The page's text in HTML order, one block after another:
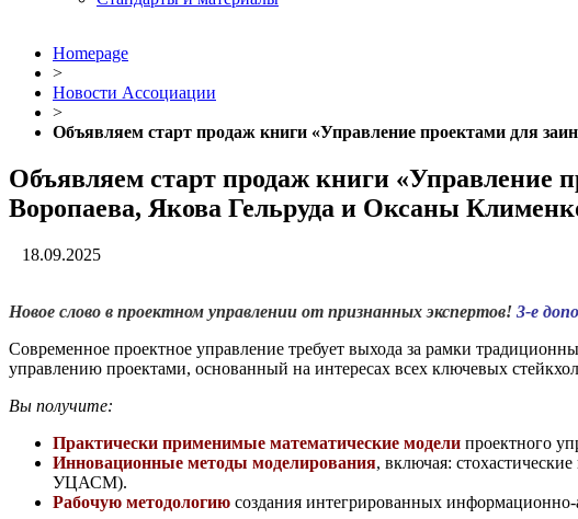
Homepage
>
Новости Ассоциации
>
Объявляем старт продаж книги «Управление проектами для
Объявляем старт продаж книги «Управление
Воропаева, Якова Гельруда и Оксаны
18.09.2025
Новое слово в проектном управлении от признанных экспертов! 3-е
Современное проектное управление требует выхода за рамки
управлению проектами, основанный на интересах всех ключевых
Вы получите:
Практически применимые математические модели проектного
Инновационные методы моделирования, включая:
УЦАСМ).
Рабочую методологию создания интегрированных